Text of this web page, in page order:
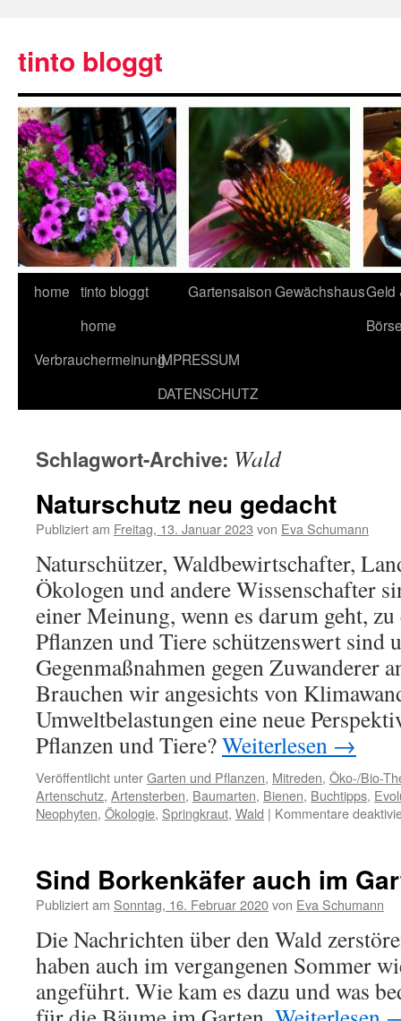
tinto bloggt
home tinto bloggt
home
GartensaisonGewächshausGeld
VerbrauchermeinungIMPRESSUM
DATENSCHUTZ
Schlagwort-Archive: Wald
Naturschutz neu gedacht
Publiziert am Freitag, 13. Januar 2023 von Eva Schumann
Naturschützer, Waldbewirtschafter,
Ökologen und andere Wissenschafter
einer Meinung, wenn es darum geht,
Pflanzen und Tiere schützenswert sind
Gegenmaßnahmen gegen Zuwanderer
Brauchen wir angesichts von
Umweltbelastungen eine neue
Pflanzen und Tiere?Weiterlesen →
Veröffentlicht unterGarten und Pflanzen, Mitreden, Öko-/Bio-
Artenschutz, Artensterben, Baumarten, Bienen, Buchtipps,
Neophyten, Ökologie, Springkraut, Wald | Kommentare
Sind Borkenkäfer auch im
Publiziert am Sonntag, 16. Februar 2020von Eva Schumann
Die Nachrichten über den Wald
haben auch im vergangenen Sommer
angeführt. Wie kam es dazu und was